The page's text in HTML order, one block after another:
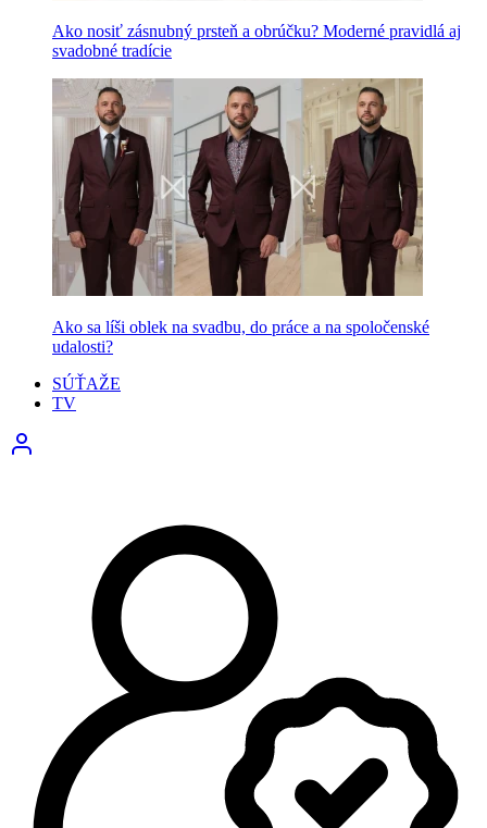
Ako nosiť zásnubný prsteň a obrúčku? Moderné pravidlá aj
svadobné tradície
Ako sa líši oblek na svadbu, do práce a na spoločenské
udalosti?
SÚŤAŽE
TV